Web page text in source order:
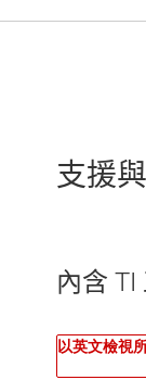
支援
內含 TI
以英文檢視